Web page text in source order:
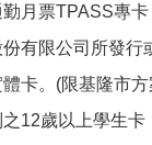
月票TPASS專卡
有限公司所發行
卡。(限基隆市方
之12歲以上學生